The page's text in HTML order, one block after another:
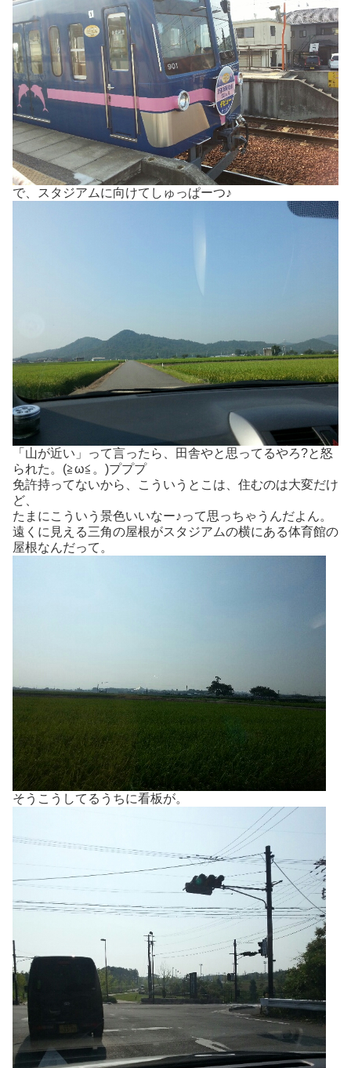
で、スタジアムに向けてしゅっぱーつ♪
「山が近い」って言ったら、田舎やと思ってるやろ?と怒
られた。(≧ω≦。)プププ
免許持ってないから、こういうとこは、住むのは大変だけ
ど、
たまにこういう景色いいなー♪って思っちゃうんだよん。
遠くに見える三角の屋根がスタジアムの横にある体育館の
屋根なんだって。
そうこうしてるうちに看板が。